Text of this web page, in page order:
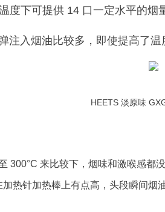
度下可提供 14 口一定水平的烟
注入烟油比较多，即使提高了温
HEETS 淡原味
300°C 来比较下，烟味和激喉感都
热针加热棒上有点高，头段瞬间烟